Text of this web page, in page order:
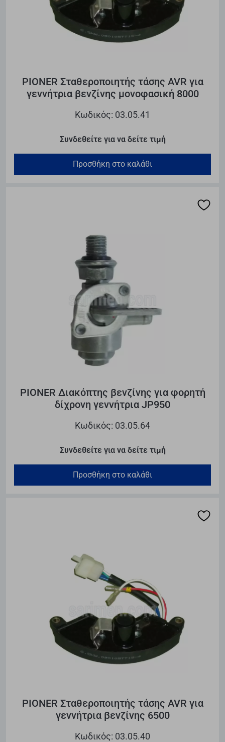
PIONER Σταθεροποιητής τάσης AVR για
γεννήτρια βενζίνης μονοφασική 8000
Κωδικός: 03.05.41
Συνδεθείτε για να δείτε τιμή
Προσθήκη στο καλάθι
PIONER Διακόπτης βενζίνης για φορητή
δίχρονη γεννήτρια JP950
Κωδικός: 03.05.64
Συνδεθείτε για να δείτε τιμή
Προσθήκη στο καλάθι
PIONER Σταθεροποιητής τάσης AVR για
γεννήτρια βενζίνης 6500
Κωδικός: 03.05.40